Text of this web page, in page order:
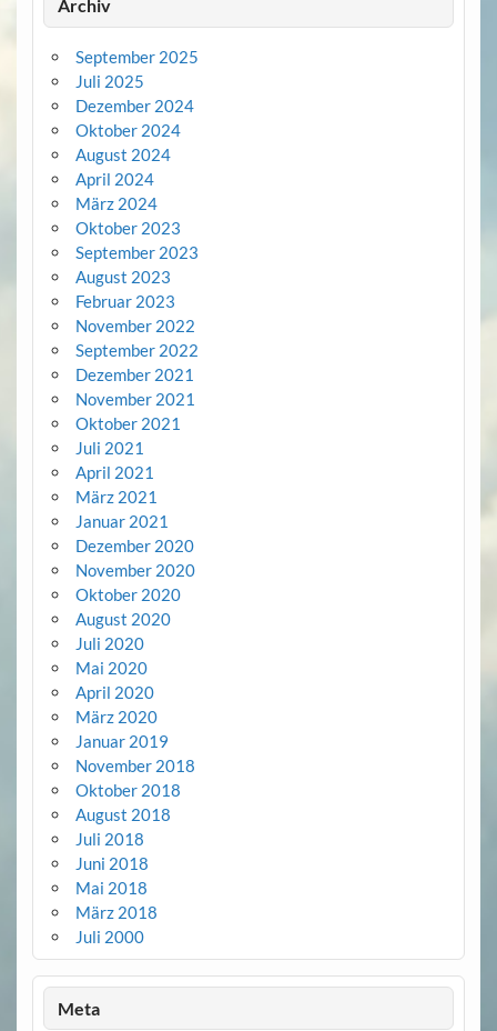
Archiv
September 2025
Juli 2025
Dezember 2024
Oktober 2024
August 2024
April 2024
März 2024
Oktober 2023
September 2023
August 2023
Februar 2023
November 2022
September 2022
Dezember 2021
November 2021
Oktober 2021
Juli 2021
April 2021
März 2021
Januar 2021
Dezember 2020
November 2020
Oktober 2020
August 2020
Juli 2020
Mai 2020
April 2020
März 2020
Januar 2019
November 2018
Oktober 2018
August 2018
Juli 2018
Juni 2018
Mai 2018
März 2018
Juli 2000
Meta